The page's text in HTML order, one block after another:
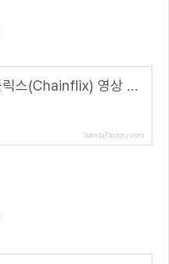
앱테크, 체인플릭스(Chainflix) 영상 시청하면 CFX 코인 적립하자( 추천코드 : code21 )
barista7.tistory.com